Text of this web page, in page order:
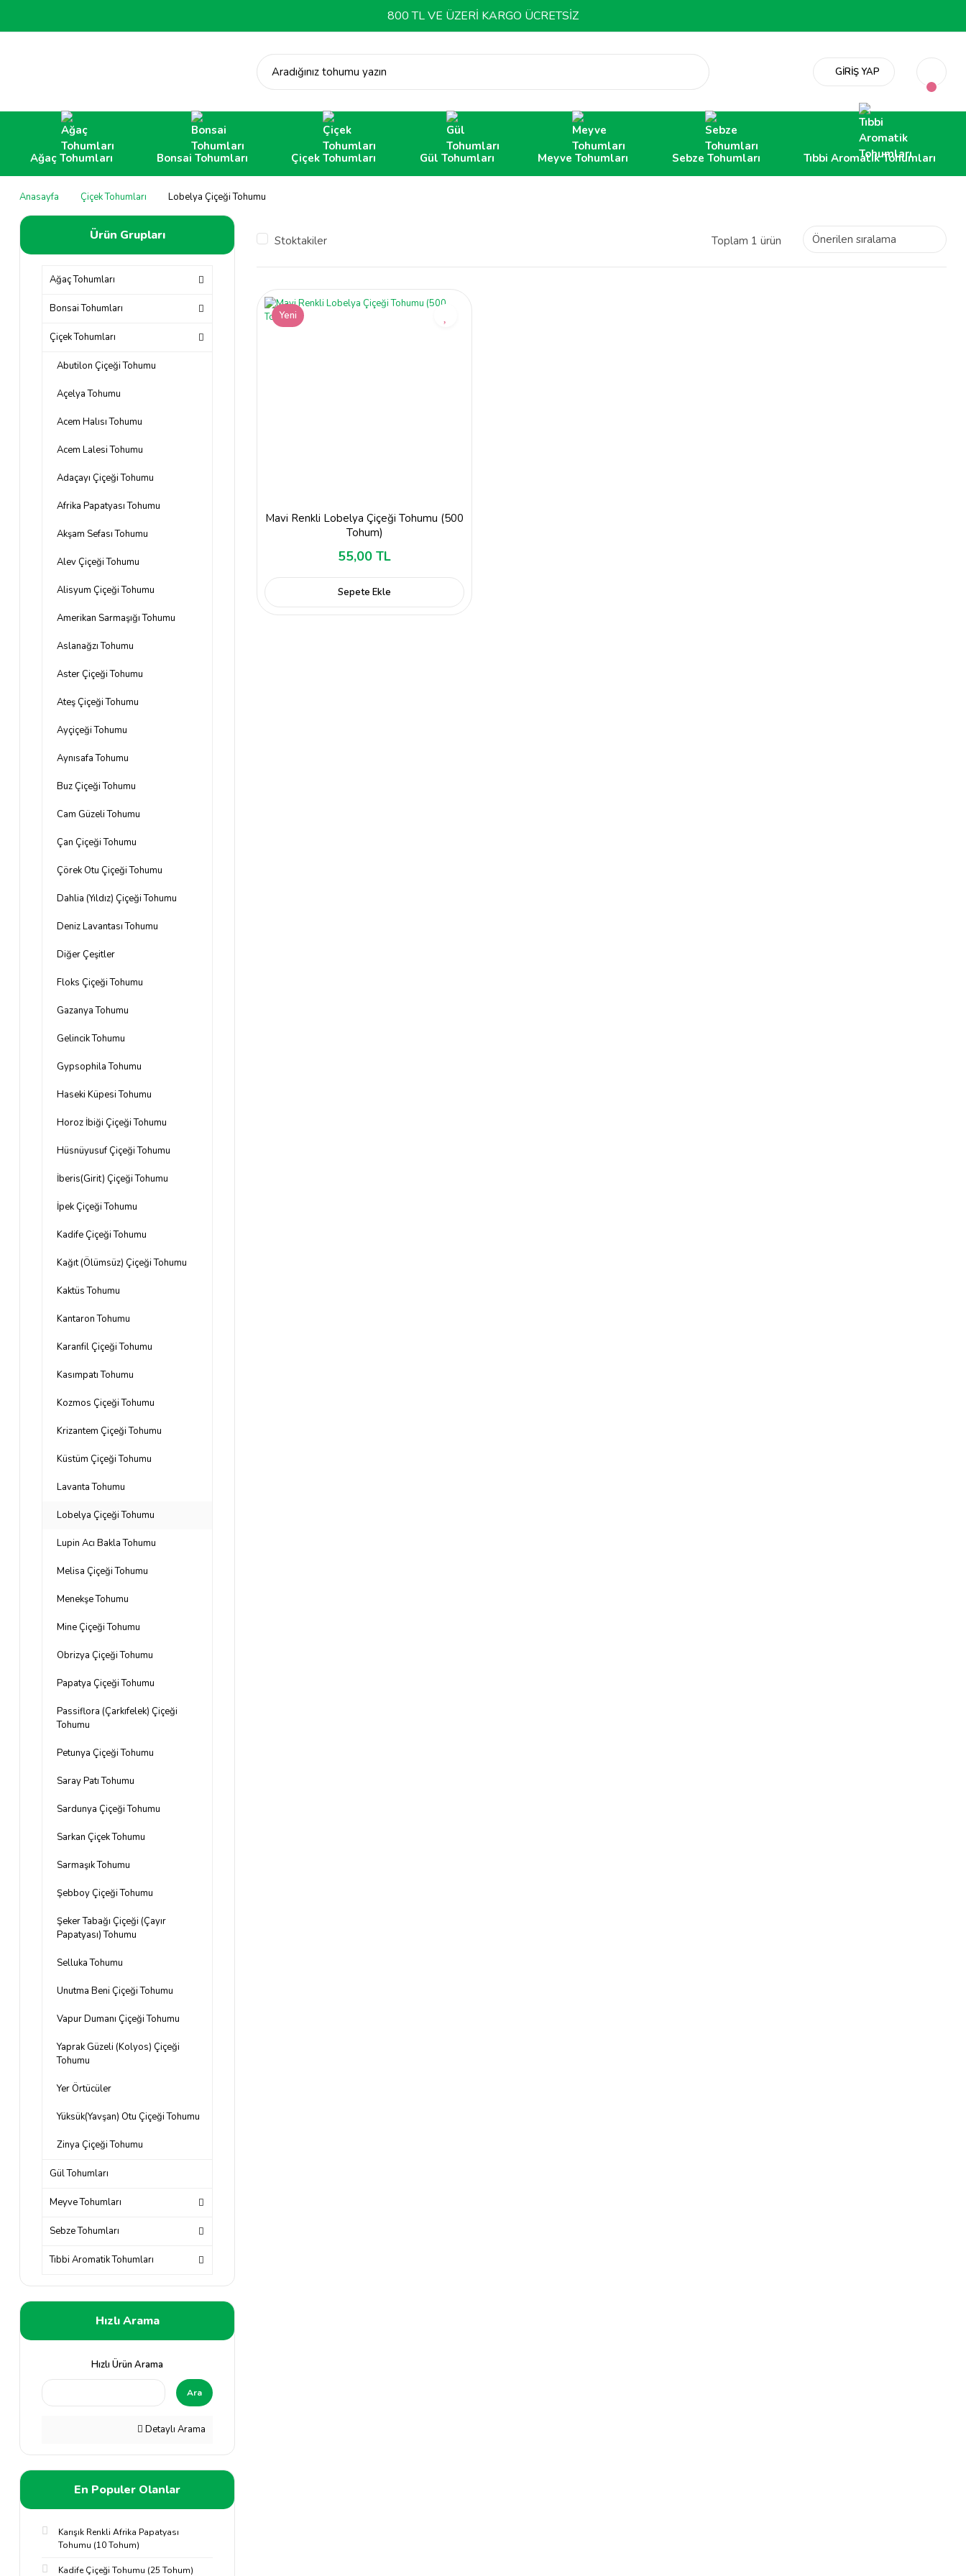
800 TL VE ÜZERİ KARGO ÜCRETSİZ
Aradığınız tohumu yazın GİRİŞ YAP
Ağaç Tohumları Bonsai Tohumları Çiçek Tohumları Gül Tohumları Meyve Tohumları Sebze Tohumları Tıbbi Aromatik Tohumları
Anasayfa Çiçek Tohumları Lobelya Çiçeği Tohumu
Ürün Grupları
Ağaç Tohumları
Bonsai Tohumları
Çiçek Tohumları
Abutilon Çiçeği Tohumu
Açelya Tohumu
Acem Halısı Tohumu
Acem Lalesi Tohumu
Adaçayı Çiçeği Tohumu
Afrika Papatyası Tohumu
Akşam Sefası Tohumu
Alev Çiçeği Tohumu
Alisyum Çiçeği Tohumu
Amerikan Sarmaşığı Tohumu
Aslanağzı Tohumu
Aster Çiçeği Tohumu
Ateş Çiçeği Tohumu
Ayçiçeği Tohumu
Aynısafa Tohumu
Buz Çiçeği Tohumu
Cam Güzeli Tohumu
Çan Çiçeği Tohumu
Çörek Otu Çiçeği Tohumu
Dahlia (Yıldız) Çiçeği Tohumu
Deniz Lavantası Tohumu
Diğer Çeşitler
Floks Çiçeği Tohumu
Gazanya Tohumu
Gelincik Tohumu
Gypsophila Tohumu
Haseki Küpesi Tohumu
Horoz İbiği Çiçeği Tohumu
Hüsnüyusuf Çiçeği Tohumu
İberis(Girit) Çiçeği Tohumu
İpek Çiçeği Tohumu
Kadife Çiçeği Tohumu
Kağıt (Ölümsüz) Çiçeği Tohumu
Kaktüs Tohumu
Kantaron Tohumu
Karanfil Çiçeği Tohumu
Kasımpatı Tohumu
Kozmos Çiçeği Tohumu
Krizantem Çiçeği Tohumu
Küstüm Çiçeği Tohumu
Lavanta Tohumu
Lobelya Çiçeği Tohumu
Lupin Acı Bakla Tohumu
Melisa Çiçeği Tohumu
Menekşe Tohumu
Mine Çiçeği Tohumu
Obrizya Çiçeği Tohumu
Papatya Çiçeği Tohumu
Passiflora (Çarkıfelek) Çiçeği
Tohumu
Petunya Çiçeği Tohumu
Saray Patı Tohumu
Sardunya Çiçeği Tohumu
Sarkan Çiçek Tohumu
Sarmaşık Tohumu
Şebboy Çiçeği Tohumu
Şeker Tabağı Çiçeği (Çayır
Papatyası) Tohumu
Selluka Tohumu
Unutma Beni Çiçeği Tohumu
Vapur Dumanı Çiçeği Tohumu
Yaprak Güzeli (Kolyos) Çiçeği
Tohumu
Yer Örtücüler
Yüksük(Yavşan) Otu Çiçeği Tohumu
Zinya Çiçeği Tohumu
Gül Tohumları
Meyve Tohumları
Sebze Tohumları
Tıbbi Aromatik Tohumları
Hızlı Arama
Hızlı Ürün Arama
Ara
Detaylı Arama
En Populer Olanlar
Karışık Renkli Afrika Papatyası
Tohumu (10 Tohum)
Kadife Çiçeği Tohumu (25 Tohum)
Stoktakiler Toplam 1 ürün
Yeni
Mavi Renkli Lobelya Çiçeği Tohumu (500
Tohum)
55,00 TL
Sepete Ekle